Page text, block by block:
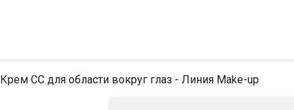
Крем CC для области вокруг глаз - Линия Make-up